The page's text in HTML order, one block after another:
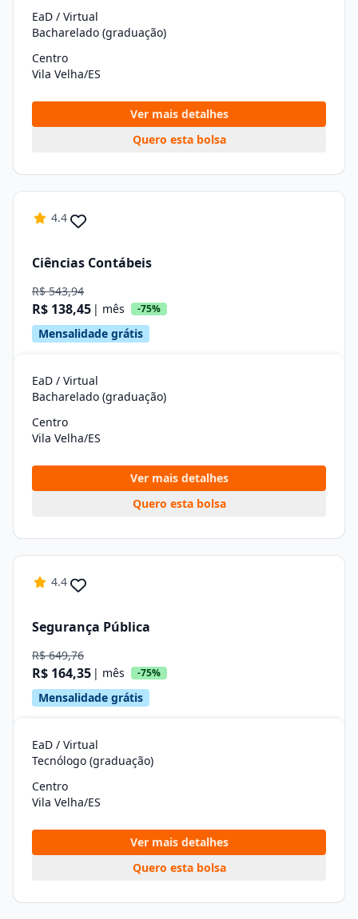
EaD / Virtual
Bacharelado (graduação)
Centro
Vila Velha/ES
Ver mais detalhes
Quero esta bolsa
4.4
Ciências Contábeis
R$ 543,94
R$ 138,45 | mês -75%
Mensalidade grátis
EaD / Virtual
Bacharelado (graduação)
Centro
Vila Velha/ES
Ver mais detalhes
Quero esta bolsa
4.4
Segurança Pública
R$ 649,76
R$ 164,35 | mês -75%
Mensalidade grátis
EaD / Virtual
Tecnólogo (graduação)
Centro
Vila Velha/ES
Ver mais detalhes
Quero esta bolsa